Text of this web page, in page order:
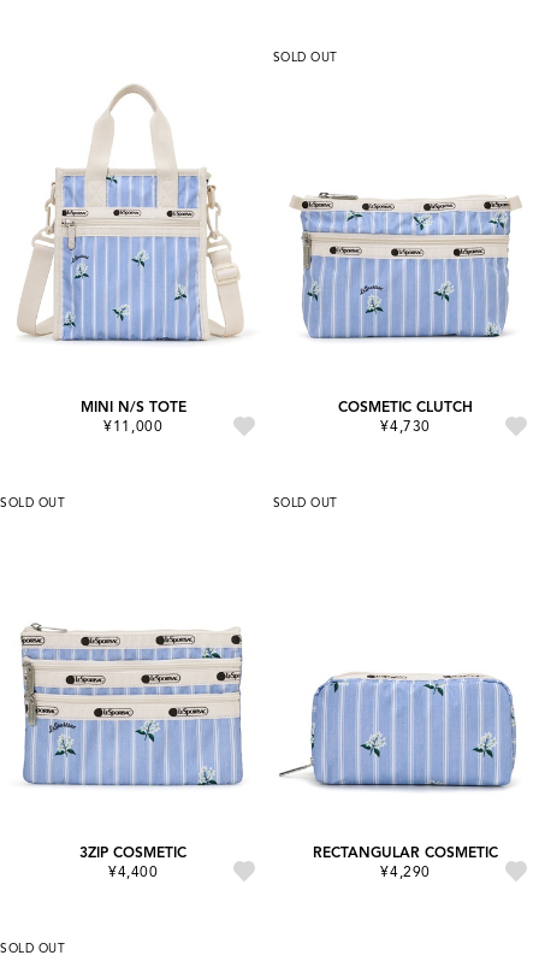
MINI N/S TOTE
¥11,000
SOLD OUT
COSMETIC CLUTCH
¥4,730
SOLD OUT
3ZIP COSMETIC
¥4,400
SOLD OUT
RECTANGULAR COSMETIC
¥4,290
SOLD OUT